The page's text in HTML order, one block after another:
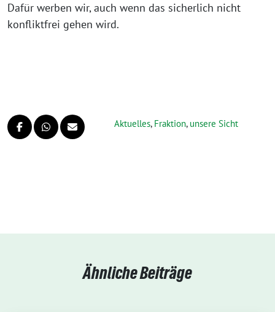
Dafür werben wir, auch wenn das sicherlich nicht
konfliktfrei gehen wird.
Aktuelles, Fraktion, unsere Sicht
Ähnliche Beiträge